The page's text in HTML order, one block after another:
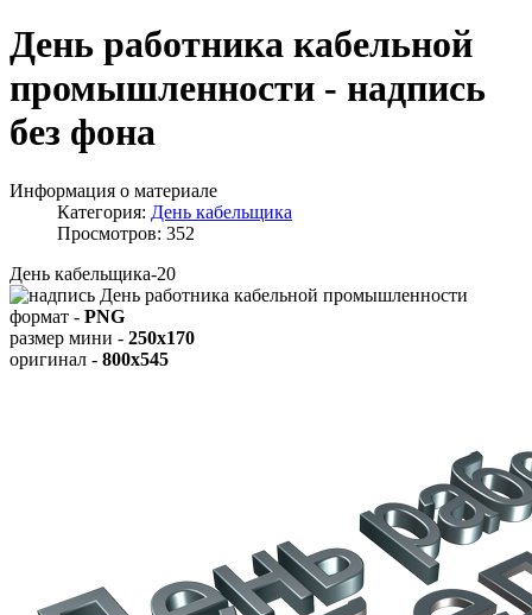
День работника кабельной
промышленности - надпись
без фона
Информация о материале
Категория: День кабельщика
Просмотров: 352
День кабельщика-20
формат - PNG
размер мини - 250x170
оригинал - 800x545